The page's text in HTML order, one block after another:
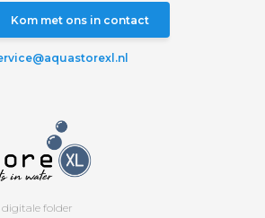
Kom met ons in contact
folder